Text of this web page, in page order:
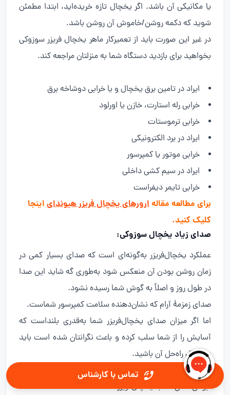
یا مکانیکی آن باشد. اگر یخچال تازه خریده‌اید، ابتدا مطمئن
شوید که دکمه روشن/خاموش آن روشن باشد.
در غیر این صورت باید از تعمیرکار ماهر یخچال فریزر سوزوکی
بخواهید برای بازدید دستگاه شما به منزلتان مراجعه کند.
ایراد در تامین برق یخچال و یا خرابی دوشاخه برق
خرابی رله استارت، خازن یا اورلود
خرابی ترموستات
ایراد در برد الکترونیکی
خرابی موتور یا کمپرسور
ایراد در سیم کشی داخلی
خرابی تایمر دیفراست
برای مطالعه مقالهارورهای یخچال فریزر هیوندای اینجا
کلیک کنید.
صدای زیاد یخچالسوزوکی:
عملکرد یخچال‌فریزر به‌گونه‌ای است که صدای بسیار کمی در
زمان روشن بودن آن منعکس شود به‌طوری گه شاید این صدا
در طول روز و اصلاً به گوش شما رسیده نشود.
صدای زمزمهٔ آرام که نشان‌دهنده سلامت کمپرسور شماست.
اما اگر میزان صدای یخچال‌فریزر شما به‌قدری بلنداست که
آسایش را از شما سلب کرده و باعث نگرانتان شده است باید
به دنبال راه‌حل آن باشید.
در بیشتر موارد صدای یخچال‌فریزر سوزوکی تنها به دلیل تراز
نبودن محل نصب یخچال‌فریزر است
تماس با کارشناس